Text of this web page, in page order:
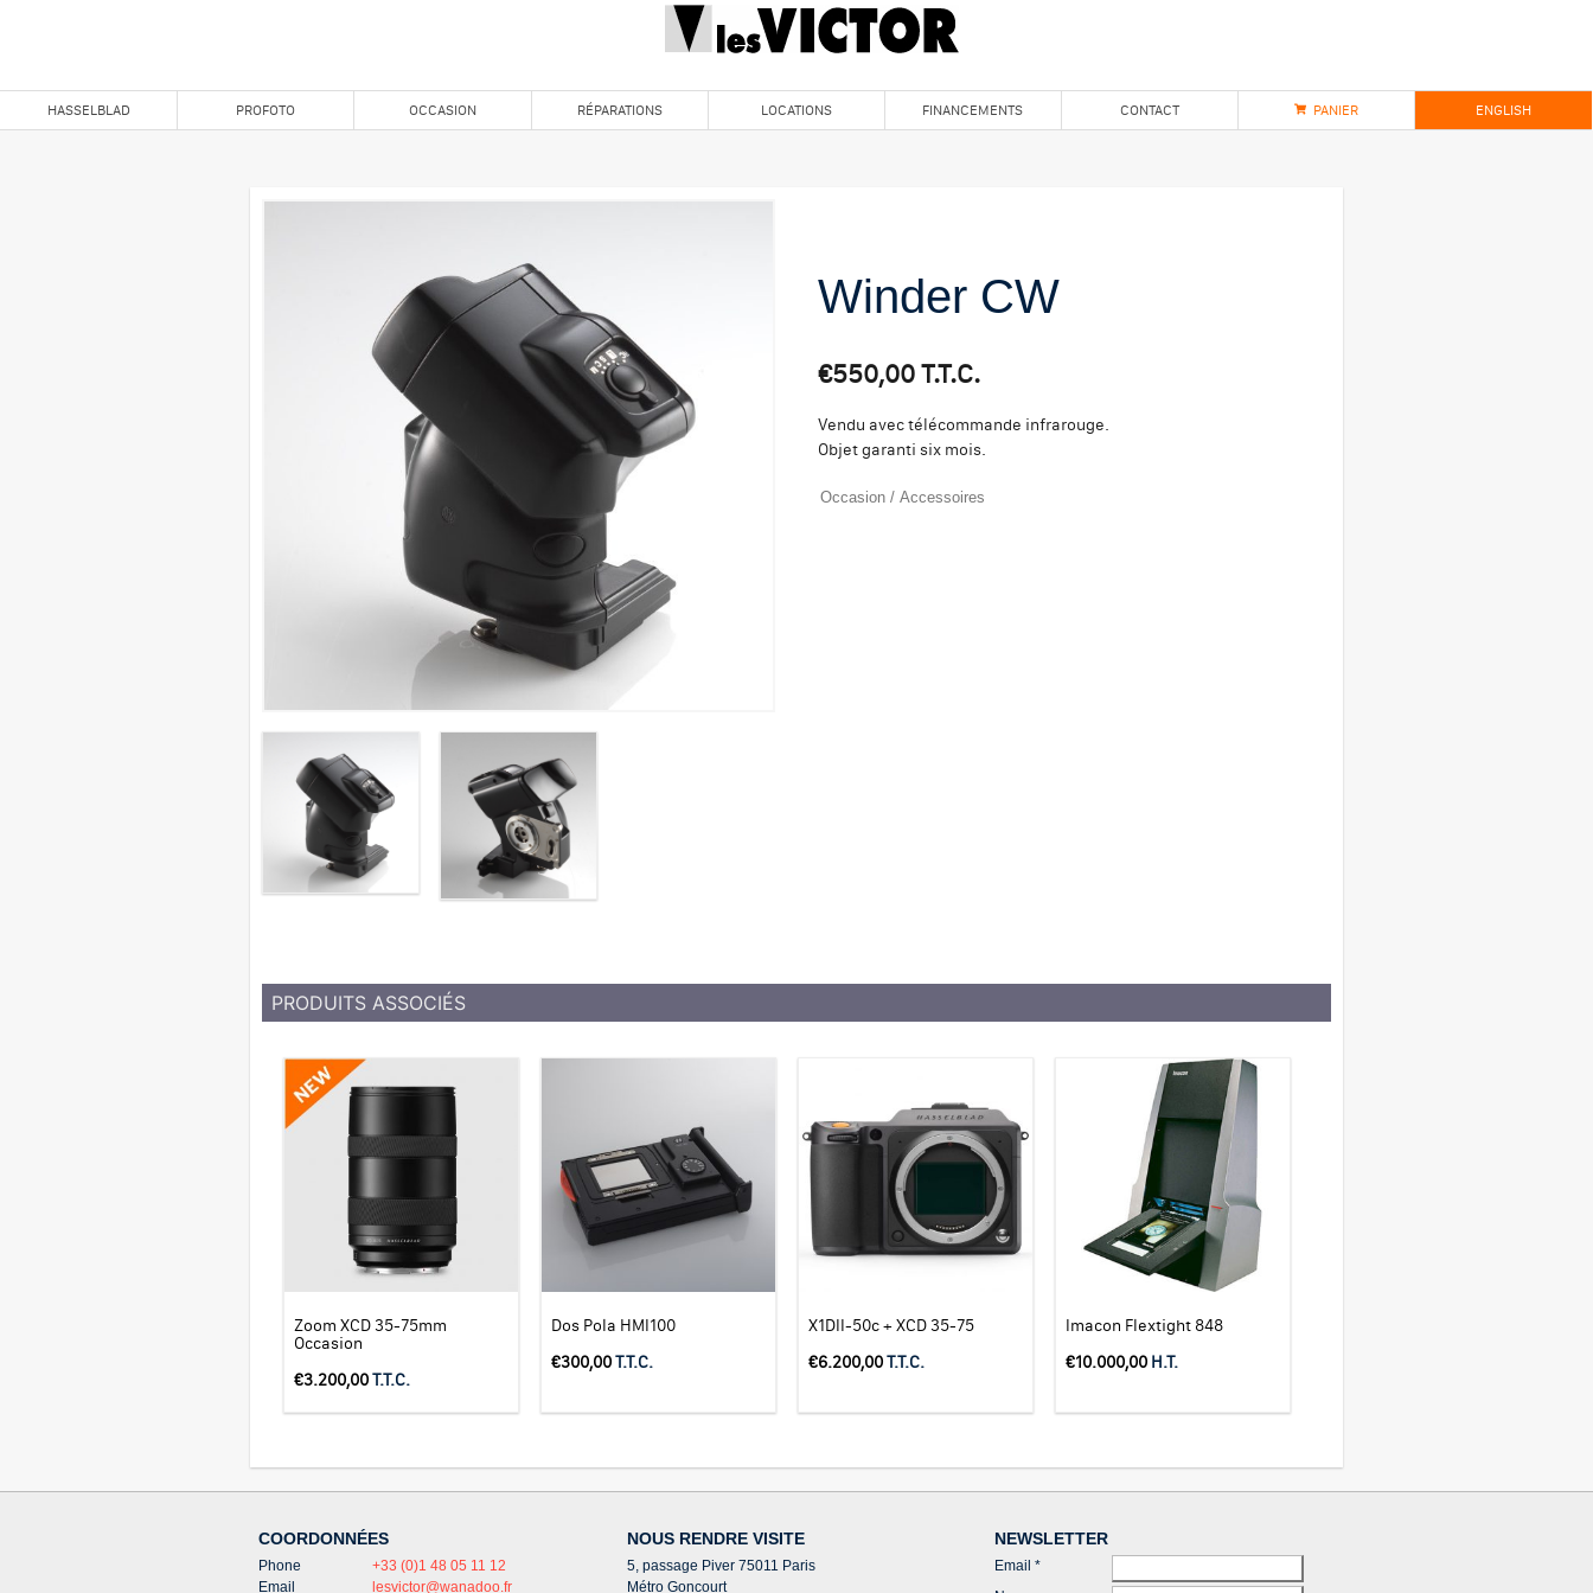
HASSELBLAD PROFOTO OCCASION RÉPARATIONS LOCATIONS FINANCEMENTS CONTACT PANIER ENGLISH
Winder CW
€550,00T.T.C.
Vendu avec télécommande infrarouge.
Objet garanti six mois.
Occasion /Accessoires
PRODUITS ASSOCIÉS
Zoom XCD 35-75mm
Occasion
€3.200,00T.T.C.
Dos Pola HMI100
€300,00T.T.C.
X1DII-50c + XCD 35-75
€6.200,00T.T.C.
Imacon Flextight 848
€10.000,00H.T.
COORDONNÉES
Phone
+33 (0)1 48 05 11 12
Email
lesvictor@wanadoo.fr
NOUS RENDRE VISITE
5, passage Piver 75011 Paris
Métro Goncourt
NEWSLETTER
Email*